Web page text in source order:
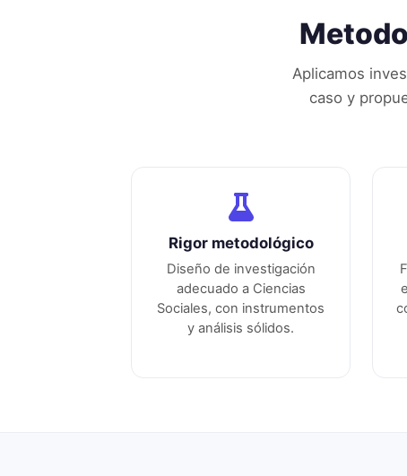
Aplicamos
caso y
Rigor metodológico
Diseño de investigación
adecuado a Ciencias
Sociales, con instrumentos
y análisis sólidos.